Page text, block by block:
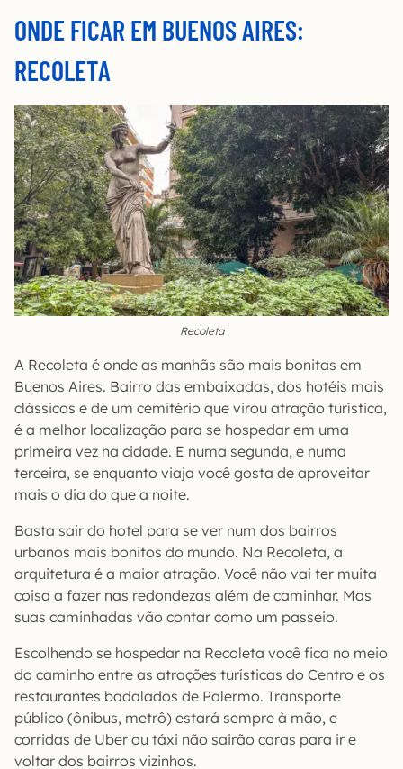
ONDE FICAR EM BUENOS AIRES:
RECOLETA
Recoleta
A Recoleta é onde as manhãs são mais bonitas em
Buenos Aires. Bairro das embaixadas, dos hotéis mais
clássicos e de um cemitério que virou atração turística,
é a melhor localização para se hospedar em uma
primeira vez na cidade. E numa segunda, e numa
terceira, se enquanto viaja você gosta de aproveitar
mais o dia do que a noite.
Basta sair do hotel para se ver num dos bairros
urbanos mais bonitos do mundo. Na Recoleta, a
arquitetura é a maior atração. Você não vai ter muita
coisa a fazer nas redondezas além de caminhar. Mas
suas caminhadas vão contar como um passeio.
Escolhendo se hospedar na Recoleta você fica no meio
do caminho entre as atrações turísticas do Centro e os
restaurantes badalados de Palermo. Transporte
público (ônibus, metrô) estará sempre à mão, e
corridas de Uber ou táxi não sairão caras para ir e
voltar dos bairros vizinhos.